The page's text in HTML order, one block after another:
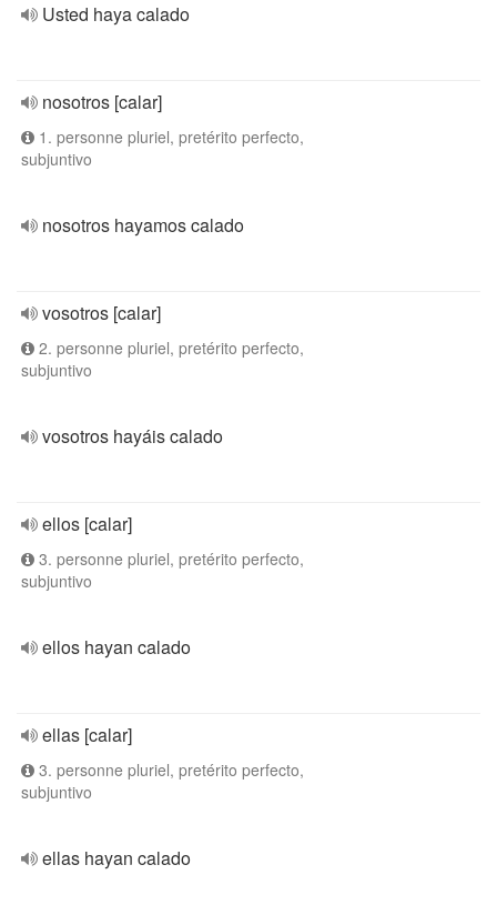
Usted haya calado
nosotros [calar]
1. personne pluriel, pretérito perfecto,
subjuntivo
nosotros hayamos calado
vosotros [calar]
2. personne pluriel, pretérito perfecto,
subjuntivo
vosotros hayáis calado
ellos [calar]
3. personne pluriel, pretérito perfecto,
subjuntivo
ellos hayan calado
ellas [calar]
3. personne pluriel, pretérito perfecto,
subjuntivo
ellas hayan calado